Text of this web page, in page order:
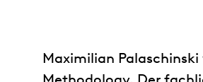
Maximilian